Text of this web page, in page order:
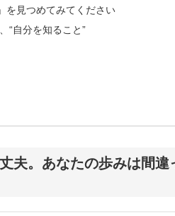
を見つめてみてください
“自分を知ること”
夫。あなたの歩みは間違